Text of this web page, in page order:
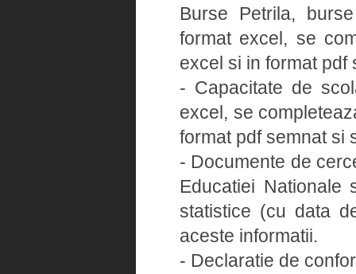
Burse Petrila,
format excel, se
excel si in format pdf
- Capacitate de
excel, se
format pdf semnat si
- Documente de
Educatiei Nationale
statistice (cu data
aceste informatii.
- Declaratie de